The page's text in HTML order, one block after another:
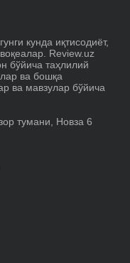
кунда иқтисодиёт,
Review.uz
бўйича таҳлилий
ва бошқа
ва мавзулар бўйича
тумани, Новза 6